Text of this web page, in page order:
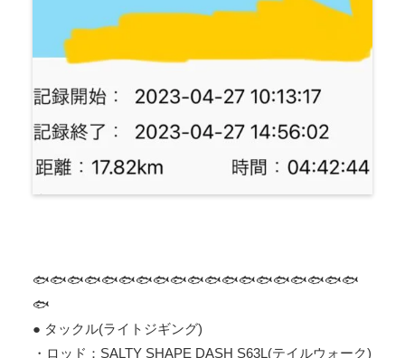
🐟🐟🐟🐟🐟🐟🐟🐟🐟🐟🐟🐟🐟🐟🐟🐟🐟🐟🐟
🐟
● タックル(ライトジギング)
・ロッド：SALTY SHAPE DASH S63L(テイルウォーク)